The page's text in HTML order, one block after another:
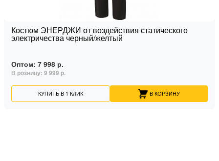
Костюм ЭНЕРДЖИ от воздействия статического
электричества черный/желтый
Оптом: 7 998 р.
В розницу: 9 999 р.
КУПИТЬ В 1 КЛИК В КОРЗИНУ